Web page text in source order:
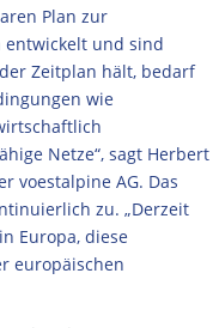
Plan zur
und sind
Zeitplan hält, bedarf
wie
Netze“, sagt Herbert
voestalpine AG. Das
zu. „Derzeit
Europa, diese
europäischen